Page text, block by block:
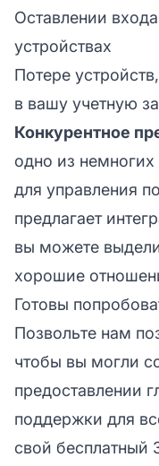
Оставлении
устройствах
Потере
в вашу учетную
Конкурентное
одно из
для управления
предлагает
вы можете
хорошие
Готовы
Позвольте нам
чтобы вы могли
предоставлении
поддержки для
свой